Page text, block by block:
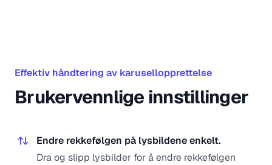
Effektiv håndtering av karusellopprettelse
Brukervennlige innstillinger
Endre rekkefølgen på lysbildene enkelt.
Dra og slipp lysbilder for å endre rekkefølgen